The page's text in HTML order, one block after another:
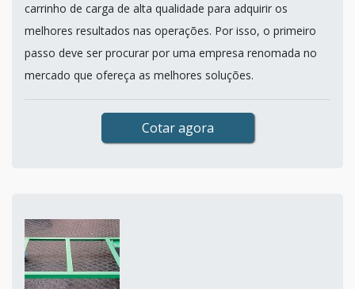
carrinho de carga de alta qualidade para adquirir os
melhores resultados nas operações. Por isso, o primeiro
passo deve ser procurar por uma empresa renomada no
mercado que ofereça as melhores soluções.
Cotar agora